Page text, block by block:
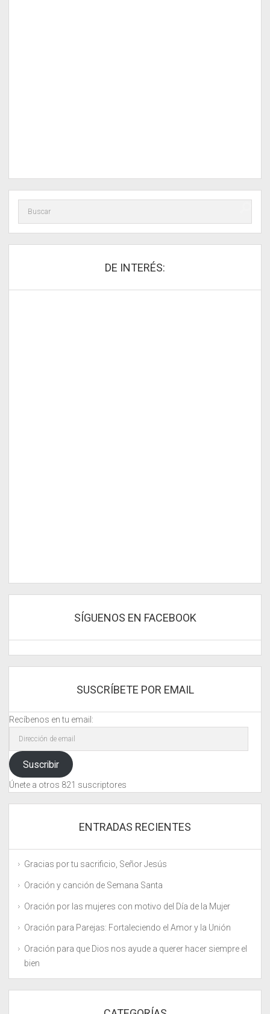
DE INTERÉS:
SÍGUENOS EN FACEBOOK
SUSCRÍBETE POR EMAIL
Recíbenos en tu email:
Dirección
emailSuscribir
Únete a otros 821 suscriptores
ENTRADAS RECIENTES
Gracias por tu sacrificio, Señor Jesús
Oración y canción de Semana Santa
Oración por las mujeres con motivo del Día de la Mujer
Oración para Parejas: Fortaleciendo el Amor y la Unión
Oración para que Dios nos ayude a querer hacer siempre el
bien